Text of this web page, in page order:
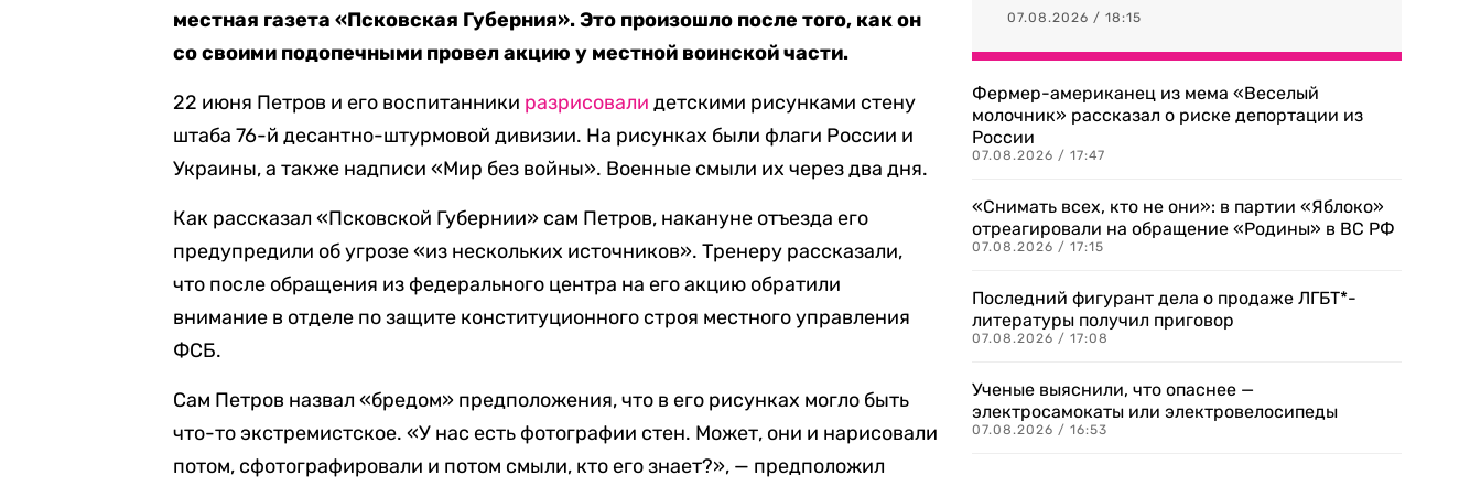
местная газета «Псковская Губерния». Это произошло после того, как он
со своими подопечными провел акцию у местной воинской части.
22 июня Петров и его воспитанники разрисовали детскими рисунками стену
штаба 76-й десантно-штурмовой дивизии. На рисунках были флаги России и
Украины, а также надписи «Мир без войны». Военные смыли их через два дня.
Как рассказал «Псковской Губернии» сам Петров, накануне отъезда его
предупредили об угрозе «из нескольких источников». Тренеру рассказали,
что после обращения из федерального центра на его акцию обратили
внимание в отделе по защите конституционного строя местного управления
ФСБ.
Сам Петров назвал «бредом» предположения, что в его рисунках могло быть
что-то экстремистское. «У нас есть фотографии стен. Может, они и нарисовали
потом, сфотографировали и потом смыли, кто его знает?», — предположил
07.08.2026 / 18:15
Фермер-американец из мема «Веселый
молочник» рассказал о риске депортации из
России
07.08.2026 / 17:47
«Снимать всех, кто не они»: в партии «Яблоко»
отреагировали на обращение «Родины» в ВС РФ
07.08.2026 / 17:15
Последний фигурант дела о продаже ЛГБТ*-
литературы получил приговор
07.08.2026 / 17:08
Ученые выяснили, что опаснее —
электросамокаты или электровелосипеды
07.08.2026 / 16:53